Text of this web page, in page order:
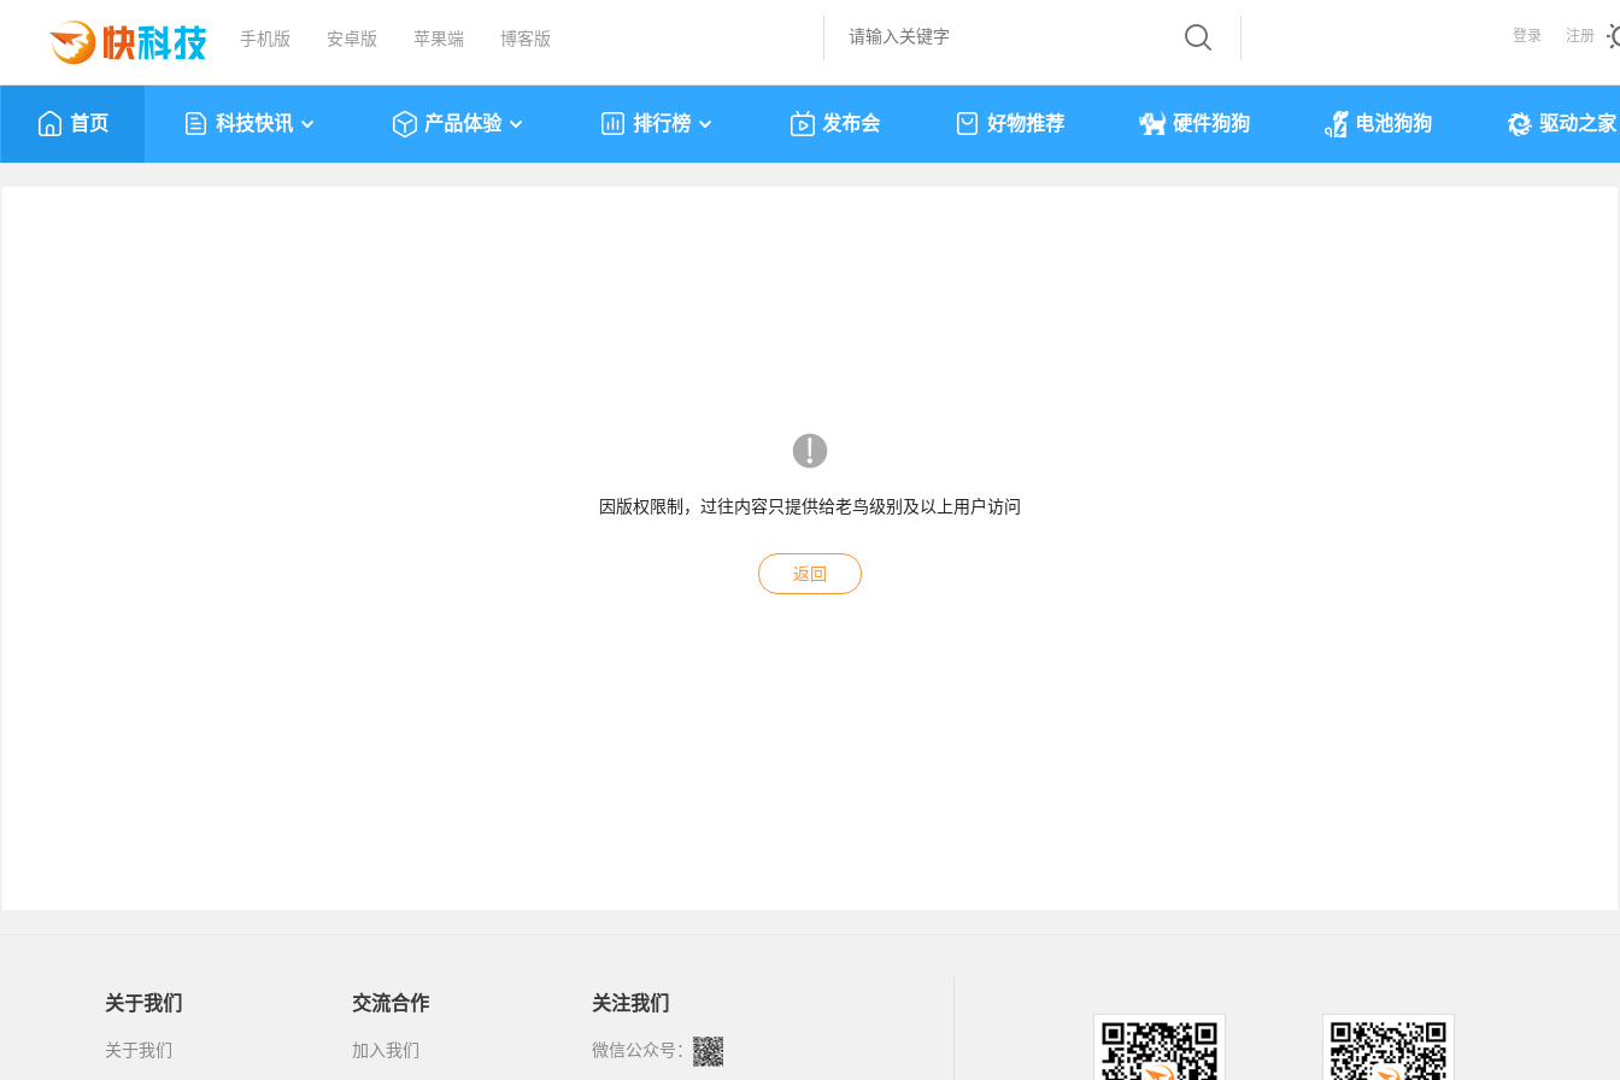
手机版 安卓版 苹果端 博客版 登录 注册
首页 科技快讯 产品体验 排行榜 发布会 好物推荐 硬件狗狗 电池狗狗 驱动之家
因版权限制，过往内容只提供给老鸟级别及以上用户访问
返回
关于我们
关于我们
交流合作
加入我们
关注我们
微信公众号：